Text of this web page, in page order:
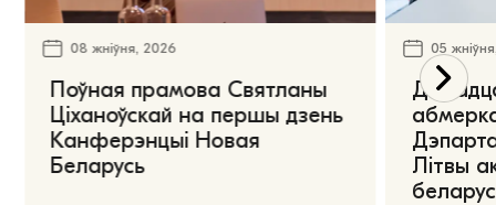
08 жніўня, 2026
Поўная прамова Святланы
Ціханоўскай на першы дзень
Канферэнцыі Новая
Беларусь
05
Літвы